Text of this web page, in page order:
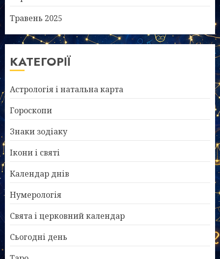
Травень 2025
КАТЕГОРІЇ
Астрологія і натальна карта
Гороскопи
Знаки зодіаку
Ікони і святі
Календар днів
Нумерологія
Свята і церковний календар
Сьогодні день